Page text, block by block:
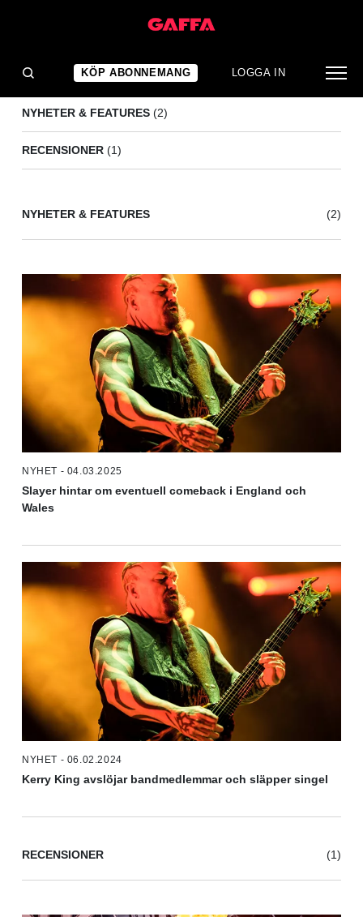
KÖP ABONNEMANG LOGGA IN
NYHETER & FEATURES (2)
RECENSIONER (1)
NYHETER & FEATURES (2)
NYHET - 04.03.2025
Slayer hintar om eventuell comeback i England och
Wales
NYHET - 06.02.2024
Kerry King avslöjar bandmedlemmar och släpper singel
RECENSIONER (1)